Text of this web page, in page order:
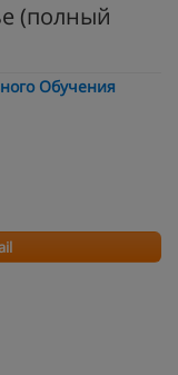
(полный
Обучения